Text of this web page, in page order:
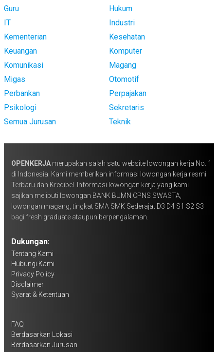
Guru
Hukum
IT
Industri
Kementerian
Kesehatan
Keuangan
Komputer
Komunikasi
Magang
Migas
Otomotif
Perbankan
Perpajakan
Psikologi
Sekretaris
Semua Jurusan
Teknik
OPENKERJA merupakan salah satu website lowongan kerja No. 1
di Indonesia. Kami memberikan informasi lowongan kerja resmi
Terbaru dan Kredibel. Informasi lowongan kerja yang kami
sajikan meliputi lowongan BANK BUMN CPNS SWASTA,
lowongan magang, tingkat SMA SMK Sederajat D3 D4 S1 S2 S3
bagi fresh graduate ataupun berpengalaman.
Dukungan:
Tentang Kami
Hubungi Kami
Privacy Policy
Disclaimer
Syarat & Ketentuan
FAQ
Berdasarkan Lokasi
Berdasarkan Jurusan